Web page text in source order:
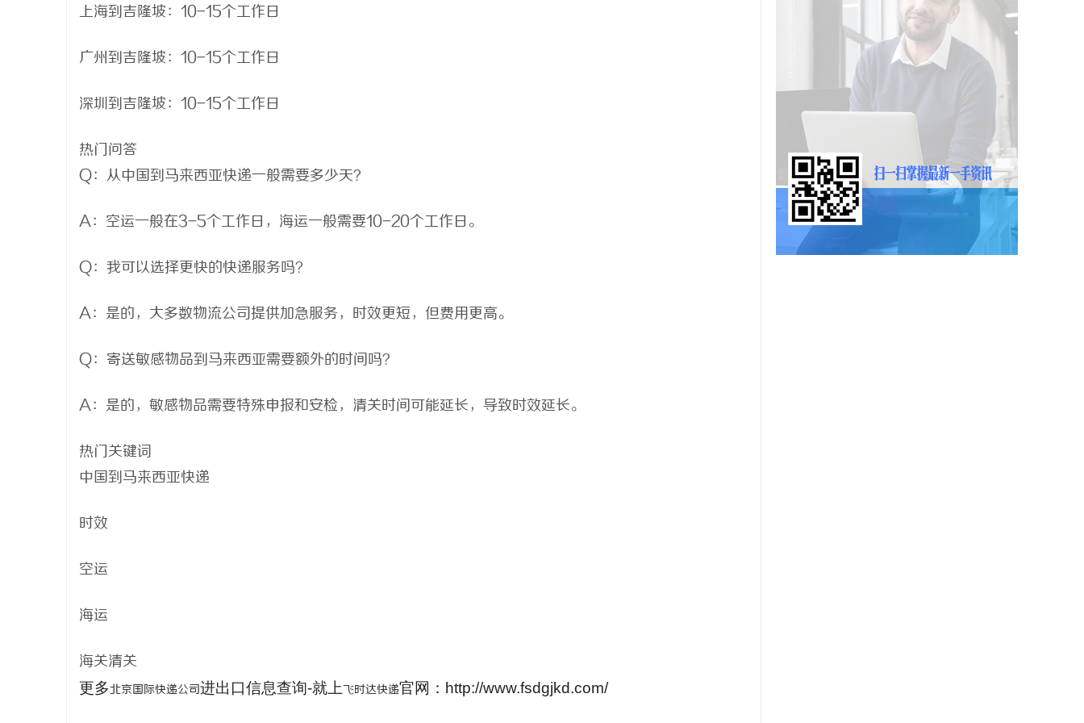
上海到吉隆坡：10-15个工作日
广州到吉隆坡：10-15个工作日
深圳到吉隆坡：10-15个工作日
热门问答
Q：从中国到马来西亚快递一般需要多少天？
A：空运一般在3-5个工作日，海运一般需要10-20个工作日。
Q：我可以选择更快的快递服务吗？
A：是的，大多数物流公司提供加急服务，时效更短，但费用更高。
Q：寄送敏感物品到马来西亚需要额外的时间吗？
A：是的，敏感物品需要特殊申报和安检，清关时间可能延长，导致时效延长。
热门关键词
中国到马来西亚快递
时效
空运
海运
海关清关
更多北京国际快递公司进出口信息查询-就上飞时达快递官网：http://www.fsdgjkd.com/